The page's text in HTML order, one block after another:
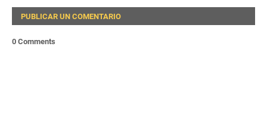
PUBLICAR UN COMENTARIO
0 Comments